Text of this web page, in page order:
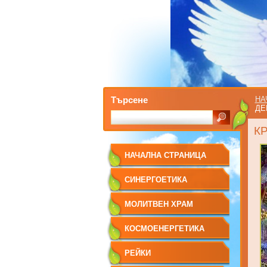
НАЧАЛНА СТРАНИЦА
СИНЕРГОЕТИКА
МОЛИТВЕН ХРАМ
КОСМОЕНЕРГЕТИКА
РЕЙКИ
Търсене